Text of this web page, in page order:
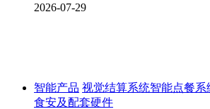
2026-07-29
智能产品 视觉结算系统智能点餐系
食安及配套硬件